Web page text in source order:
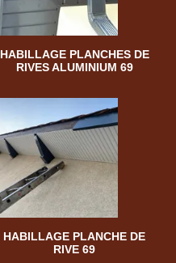
HABILLAGE PLANCHES DE
RIVES ALUMINIUM 69
HABILLAGE PLANCHE DE
RIVE 69